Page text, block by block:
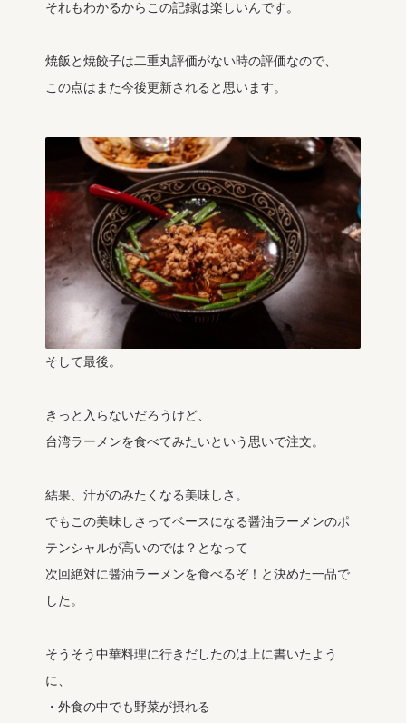
それもわかるからこの記録は楽しいんです。
焼飯と焼餃子は二重丸評価がない時の評価なので、
この点はまた今後更新されると思います。
そして最後。
きっと入らないだろうけど、
台湾ラーメンを食べてみたいという思いで注文。
結果、汁がのみたくなる美味しさ。
でもこの美味しさってベースになる醤油ラーメンのポ
テンシャルが高いのでは？となって
次回絶対に醤油ラーメンを食べるぞ！と決めた一品で
した。
そうそう中華料理に行きだしたのは上に書いたよう
に、
・外食の中でも野菜が摂れる